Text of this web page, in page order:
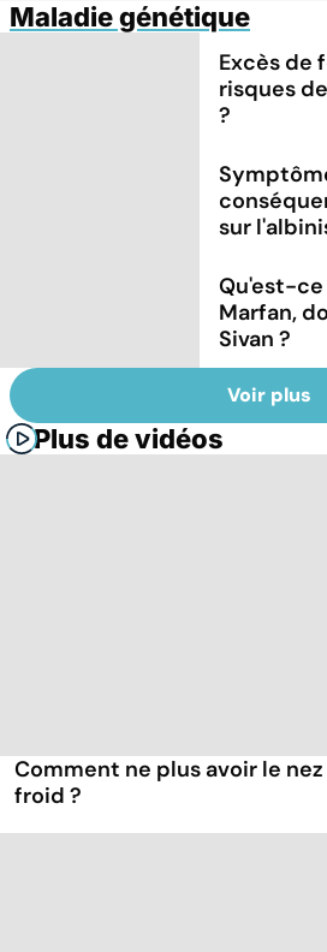
Maladie génétique
Excès de
risques
?
sur
Qu'est-
Marfan,
Sivan ?
Voir plus
Plus de vidéos
Comment ne plus avoir le
froid ?